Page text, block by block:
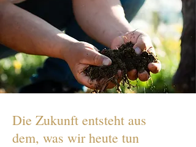
Die Zukunft entsteht aus
dem, was wir heute tun